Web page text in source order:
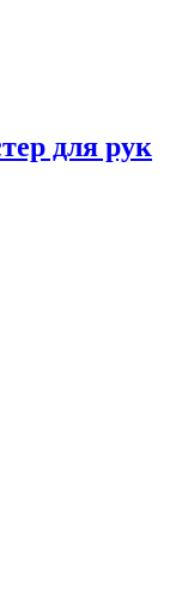
для рук